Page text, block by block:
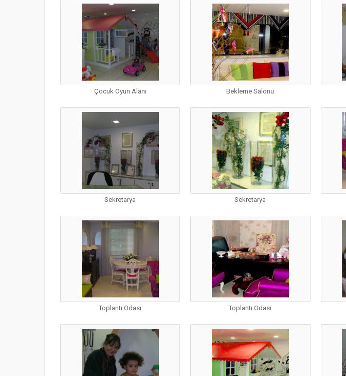
Çocuk Oyun Alanı Bekleme Salonu
Sekretarya Sekretarya
Toplantı Odası Toplantı Odası